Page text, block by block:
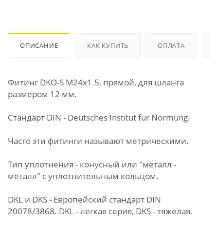
ОПИСАНИЕ КАК КУПИТЬ ОПЛАТА
Фитинг DKO-S М24х1.5, прямой, для шланга
размером 12 мм.
Стандарт DIN - Deutsches Institut fur Normung.
Часто эти фитинги называют метрическими.
Тип уплотнения - конусный или "металл -
металл" с уплотнительным кольцом.
DKL и DKS - Европейский стандарт DIN
20078/3868. DKL - легкая серия, DKS - тяжелая.